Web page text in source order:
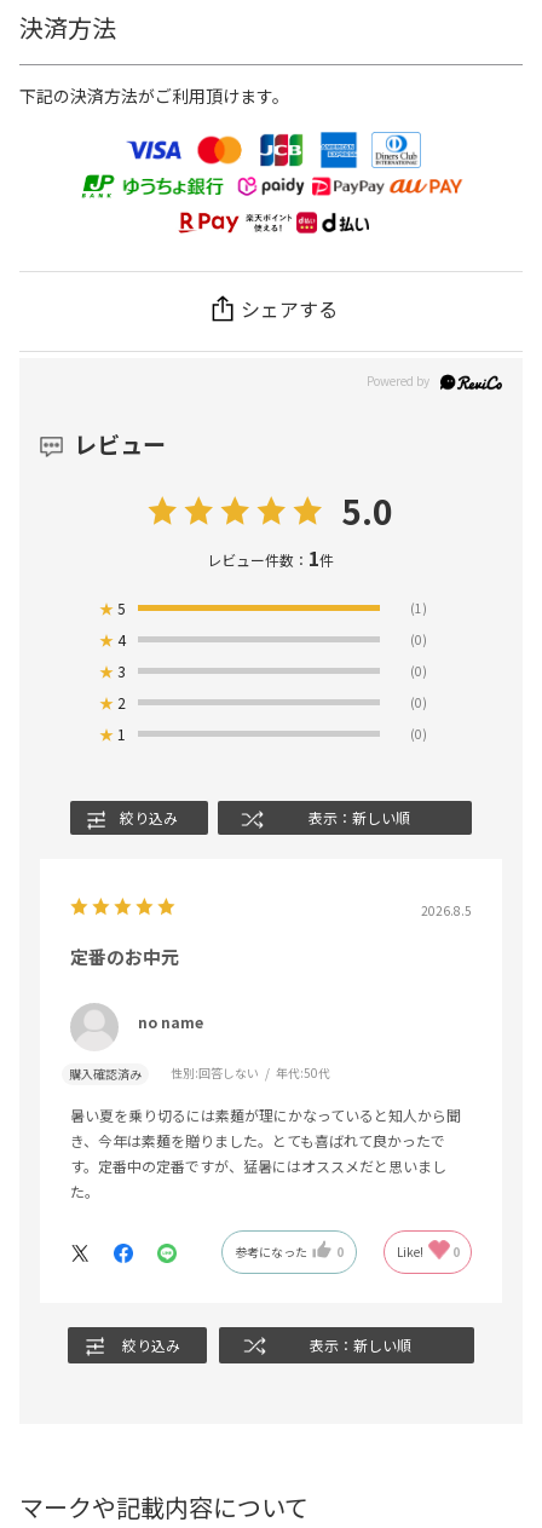
決済方法
下記の決済方法がご利用頂けます。
シェアする
レビュー
5.0
レビュー件数： 1件
★5 (1)
★4 (0)
★3 (0)
★ 2 (0)
★ 1 (0)
絞り込み 表示：新しい順
2026.8.5
定番のお中元
no name
購入確認済み 性別:回答しない 年代:50代
暑い夏を乗り切るには素麺が理にかなっていると知人から聞
き、今年は素麺を贈りました。とても喜ばれて良かったで
す。定番中の定番ですが、猛暑にはオススメだと思いまし
た。
参考になった 0 Like! 0
絞り込み 表示：新しい順
マークや記載内容について